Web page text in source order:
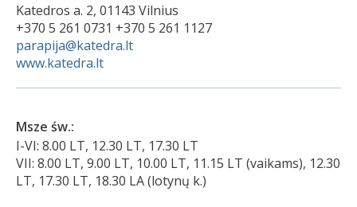
Katedros a. 2, 01143 Vilnius
+370 5 261 0731 +370 5 261 1127
parapija@katedra.lt
www.katedra.lt
Msze św.:
I-VI: 8.00 LT, 12.30 LT, 17.30 LT
VII: 8.00 LT, 9.00 LT, 10.00 LT, 11.15 LT (vaikams), 12.30
LT, 17.30 LT, 18.30 LA (lotynų k.)